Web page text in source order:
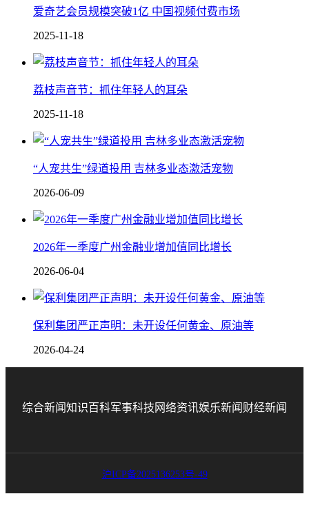
爱奇艺会员规模突破1亿 中国视频付费市场
2025-11-18
荔枝声音节：抓住年轻人的耳朵
2025-11-18
“人宠共生”绿道投用 吉林多业态激活宠物
2026-06-09
2026年一季度广州金融业增加值同比增长
2026-06-04
保利集团严正声明：未开设任何黄金、原油等
2026-04-24
综合新闻知识百科军事科技 网络资讯娱乐新闻 财经新闻
沪ICP备2025136253号-49